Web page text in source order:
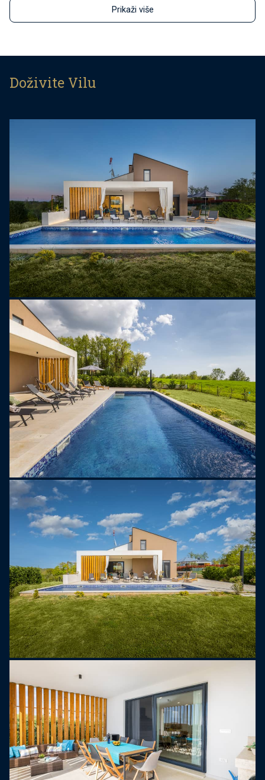
Gostima je na raspolaganju privatni bazen
površine 35 m², tri potpuno opremljene spavaće
uređena kao igraonica (PlayStation, TV, pikado,
kreveta. Ova višenamjenska prostorija pruža
posebno pogodnom za obitelji i grupe.
otvorenog tipa s udobnom sjedećom garniturom,
potpuno opremljene kuhinje i prostrane
blagovaonice. Na istoj etaži nalaze se dvije
spavaće sobe s bračnim krevetima i vlastitim
kupaonicama, kao i gostinjski WC te prostor za
pranje rublja.
Na katu se nalazi još jedna spavaća soba s
vlastitom kupaonicom te igraonica s dodatnim
ležajevima. Sve spavaće sobe opremljene su klima
uređajem i televizorima.
Vanjski prostor posebno se ističe uređenim vrtom
s privatnim bazenom i ležaljkama, dok natkrivena
terasa s blagovaonskim stolom i roštiljem na
drveni ugljen pruža idealno mjesto za opuštena
druženja i obroke na otvorenom.
Gostima je osigurano privatno parkiralište za do
četiri vozila. Vila je smještena na rubu sela, na
pješačkoj udaljenosti od trgovine, bara i restorana.
Villa Arija je izvrstan izbor za obitelji ili grupe koje
traže miran i kvalitetno opremljen smještaj s
naglaskom na privatnost i dodatne sadržaje.
Dozvoljena su maksimalno 2 kućna ljubimca bez
dodatne naknade.
Prikaži više
Doživite Vilu